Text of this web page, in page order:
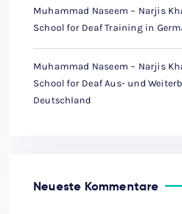
Muhammad Naseem – Narjis
School for Deaf Training in
Muhammad Naseem – Narjis
School for Deaf Aus- und
Deutschland
Neueste Kommentare